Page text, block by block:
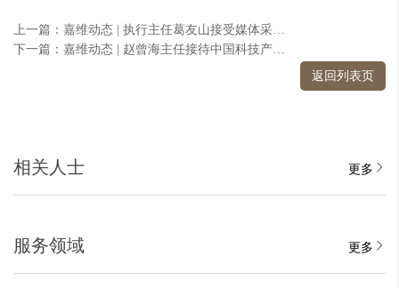
上一篇：嘉维动态 | 执行主任葛友山接受媒体采访，剖析关晓彤奶茶店争议事件的责任划分
下一篇：嘉维动态 | 赵曾海主任接待中国科技产业化促进会副理事长萧薇女士一行
返回列表页
相关人士 更多
服务领域 更多